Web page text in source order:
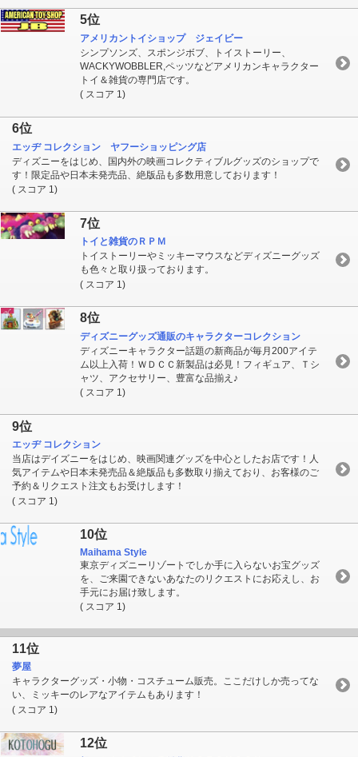
5位
アメリカントイショップ ジェイビー
シンプソンズ、スポンジボブ、トイストーリー、
WACKYWOBBLER,ペッツなどアメリカンキャラクター
トイ＆雑貨の専門店です。
( スコア 1)
6位
エッヂ コレクション ヤフーショッピング店
ディズニーをはじめ、国内外の映画コレクティブルグッズのショップで
す！限定品や日本未発売品、絶版品も多数用意しております！
( スコア 1)
7位
トイと雑貨のＲＰＭ
トイストーリーやミッキーマウスなどディズニーグッズ
も色々と取り扱っております。
( スコア 1)
8位
ディズニーグッズ通販のキャラクターコレクション
ディズニーキャラクター話題の新商品が毎月200アイテ
ム以上入荷！ＷＤＣＣ新製品は必見！フィギュア、Ｔシ
ャツ、アクセサリー、豊富な品揃え♪
( スコア 1)
9位
エッヂ コレクション
当店はデイズニーをはじめ、映画関連グッズを中心としたお店です！人
気アイテムや日本未発売品＆絶版品も多数取り揃えており、お客様のご
予約＆リクエスト注文もお受けします！
( スコア 1)
10位
Maihama Style
東京ディズニーリゾートでしか手に入らないお宝グッズ
を、ご来園できないあなたのリクエストにお応えし、お
手元にお届け致します。
( スコア 1)
11位
夢屋
キャラクターグッズ・小物・コスチューム販売。ここだけしか売ってな
い、ミッキーのレアなアイテムもあります！
( スコア 1)
12位